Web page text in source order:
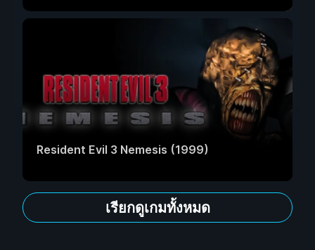
Resident Evil 3 Nemesis (1999)
เรียกดูเกมทั้งหมด